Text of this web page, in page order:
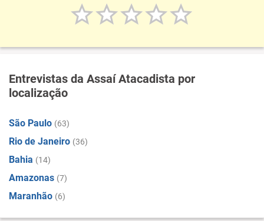
Entrevistas da Assaí Atacadista por
localização
São Paulo (63)
Rio de Janeiro (36)
Bahia (14)
Amazonas (7)
Maranhão (6)